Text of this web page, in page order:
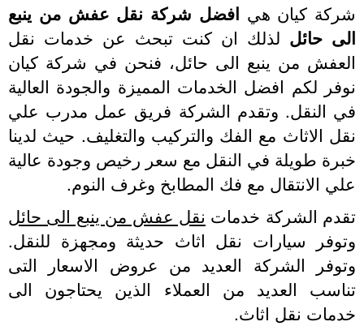
كيان هيافضل شركة نقل عفش من ينبع
حائللذلك ان كنت تبحث عن خدمات نقل
من ينبع الى حائل، فنحن في شركة كيان
لكم افضل الخدمات المميزة والجودة العالية
النقل. وتقدم الشركة فريق عمل مدرب علي
الاثاث مع الفك والتركيب والتغليف. حيث لدينا
طويلة في النقل مع سعر رخيص وجودة عالية
الانتقال مع فك المطابخ وغرف النوم.
الشركة خدماتنقل عفش من ينبع الى حائل
سيارات نقل اثاث حديثة ومجهزة للنقل.
الشركة العديد من عروض الاسعار التى
العديد من العملاء الذين يحتاجون الى
نقل اثاث.